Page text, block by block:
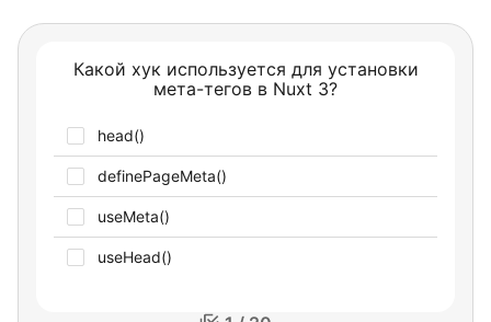
Какой хук используется для установки
мета-тегов в Nuxt 3?
head()
definePageMeta()
useMeta()
useHead()